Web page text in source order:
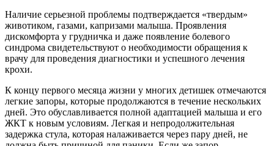
Наличие серьезной проблемы подтверждается «твердым»
животиком, газами, капризами малыша. Проявления
дискомфорта у грудничка и даже появление болевого
синдрома свидетельствуют о необходимости обращения к
врачу для проведения диагностики и успешного лечения
крохи.
К концу первого месяца жизни у многих детишек отмечаются
легкие запоры, которые продолжаются в течение нескольких
дней. Это обуславливается полной адаптацией малыша и его
ЖКТ к новым условиям. Легкая и непродолжительная
задержка стула, которая налаживается через пару дней, не